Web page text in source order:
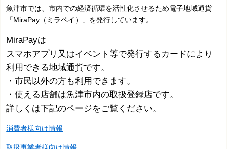
魚津市では、市内での経済循環を活性化させるため電子地域通貨
「MiraPay（ミラペイ）」を発行しています。
MiraPayは
スマホアプリ又はイベント等で発行するカードにより
利用できる地域通貨です。
・市民以外の方も利用できます。
・使える店舗は魚津市内の取扱登録店です。
詳しくは下記のページをご覧ください。
消費者様向け情報